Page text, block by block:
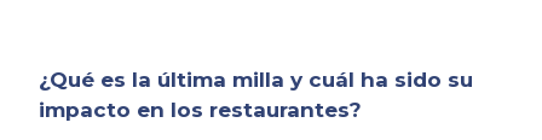
¿Qué es la última milla y cuál ha sido su
impacto en los restaurantes?